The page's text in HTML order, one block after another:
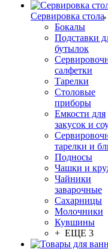
Сервировка стола
Бокалы
Подставки
бутылок
салфетки
Тарелки
Столовые
приборы
Емкости для
закусок и
тарелки и
Подносы
Чашки и
Чайники
заварочные
Сахарницы
Молочники
Кувшины
+ ЕЩЕ 3